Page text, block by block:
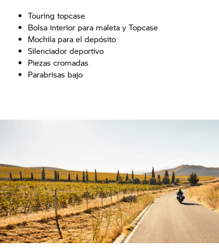
Touring topcase
Bolsa interior para maleta y Topcase
Mochila para el depósito
Silenciador deportivo
Piezas cromadas
Parabrisas bajo